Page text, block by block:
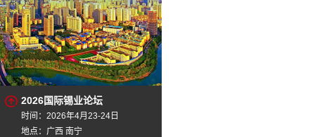
2026国际锡业论坛
时间：2026年4月23-24日
地点：广西 南宁